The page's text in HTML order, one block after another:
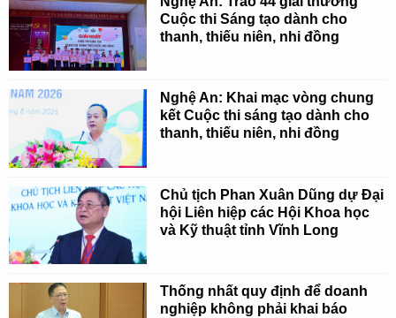
Cuộc thi Sáng tạo dành cho
thanh, thiếu niên, nhi đồng
Nghệ An: Khai mạc vòng chung
kết Cuộc thi sáng tạo dành cho
thanh, thiếu niên, nhi đồng
Chủ tịch Phan Xuân Dũng dự Đại
hội Liên hiệp các Hội Khoa học
và Kỹ thuật tỉnh Vĩnh Long
Thống nhất quy định để doanh
nghiệp không phải khai báo